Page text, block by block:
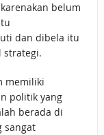
belum
dan dibela itu
strategi.
memiliki
politik yang
berada di
sangat